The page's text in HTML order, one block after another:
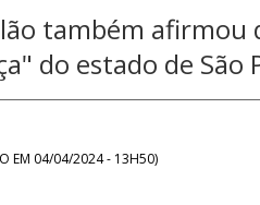
também afirmou
do estado de São
EM 04/04/2024 - 13H50)